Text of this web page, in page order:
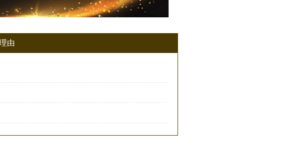
由